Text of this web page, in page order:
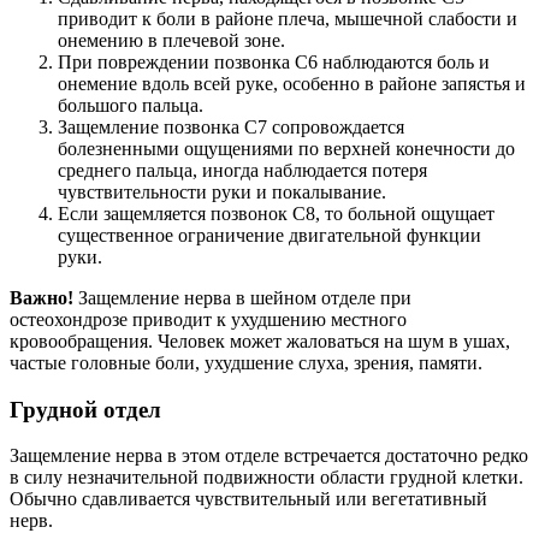
приводит к боли в районе плеча, мышечной слабости и
онемению в плечевой зоне.
При повреждении позвонка С6 наблюдаются боль и
онемение вдоль всей руке, особенно в районе запястья и
большого пальца.
Защемление позвонка С7 сопровождается
болезненными ощущениями по верхней конечности до
среднего пальца, иногда наблюдается потеря
чувствительности руки и покалывание.
Если защемляется позвонок С8, то больной ощущает
существенное ограничение двигательной функции
руки.
Важно! Защемление нерва в шейном отделе при
остеохондрозе приводит к ухудшению местного
кровообращения. Человек может жаловаться на шум в ушах,
частые головные боли, ухудшение слуха, зрения, памяти.
Грудной отдел
Защемление нерва в этом отделе встречается достаточно редко
в силу незначительной подвижности области грудной клетки.
Обычно сдавливается чувствительный или вегетативный
нерв.